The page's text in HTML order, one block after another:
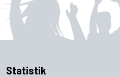
Statistik